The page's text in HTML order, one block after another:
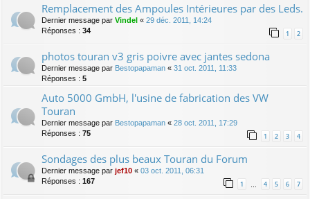
Remplacement des Ampoules Intérieures par des Leds.
Dernier message par Vindel « 29 déc. 2011, 14:24
Réponses : 34 1 2
photos touran v3 gris poivre avec jantes sedona
Dernier message par Bestopapaman « 31 oct. 2011, 11:33
Réponses : 5
Auto 5000 GmbH, l'usine de fabrication des VW
Touran
Dernier message par Bestopapaman « 28 oct. 2011, 17:29
Réponses : 75 1 2 3 4
Sondages des plus beaux Touran du Forum
Dernier message par jef10 « 03 oct. 2011, 06:31
Réponses : 167 1 … 4 5 6 7